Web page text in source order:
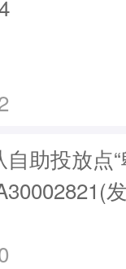
助投放点